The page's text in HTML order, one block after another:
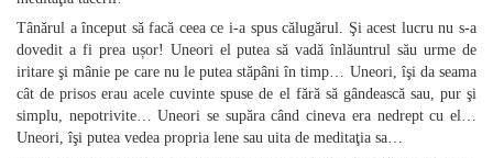
Tânărul a început să facă ceea ce i‑a spus călugărul. Şi acest lucru nu s‑a
dovedit a fi prea ușor! Uneori el putea să vadă înlăuntrul său urme de
iritare şi mânie pe care nu le putea stăpâni în timp… Uneori, îşi da seama
cât de prisos erau acele cuvinte spuse de el fără să gândească sau, pur şi
simplu, nepotrivite… Uneori se supăra când cineva era nedrept cu el…
Uneori, îşi putea vedea propria lene sau uita de meditaţia sa…